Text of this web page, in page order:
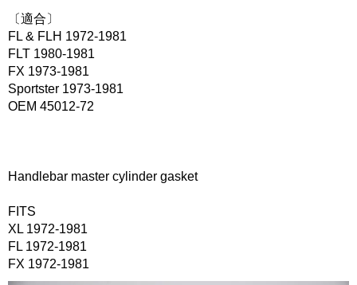
〔適合〕
FL & FLH 1972-1981
FLT 1980-1981
FX 1973-1981
Sportster 1973-1981
OEM 45012-72
Handlebar master cylinder gasket
FITS
XL 1972-1981
FL 1972-1981
FX 1972-1981